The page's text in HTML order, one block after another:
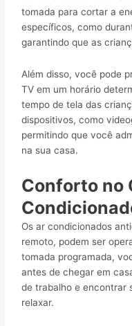
tomada para cortar a
específicos, como
garantindo que as
Além disso, você pode
TV em um horário
tempo de tela das
dispositivos, como
permitindo que você
na sua casa.
Conforto no
Os ar condicionados
remoto, podem ser
tomada programada,
antes de chegar em
de trabalho e encontrar
relaxar.